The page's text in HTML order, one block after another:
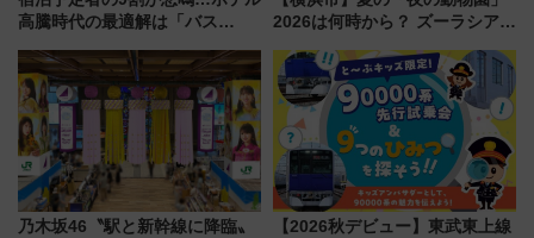
高騰時代の最適解は「バス
した、推し活遠征や観光時のリ
アルな懐事情
2026は何時から？ ズーラシア・
見どころ、限定イベントを徹底
解説！
乃木坂46〝駅と新幹線に降臨〟
【2026秋デビュー】東武東上線